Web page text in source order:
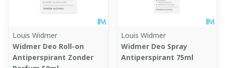
Louis Widmer
Widmer Deo Roll-on
Antiperspirant Zonder
Louis Widmer
Widmer Deo Spray
Antiperspirant 75ml